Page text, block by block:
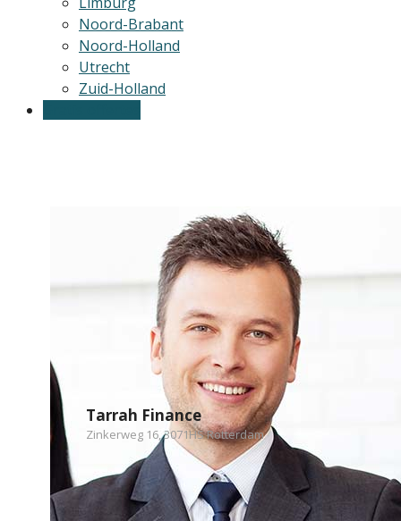
Noord-Brabant
Noord-Holland
Utrecht
Zuid-Holland
Tarrah Finance
Zinkerweg 16, 3071HS Rotterdam